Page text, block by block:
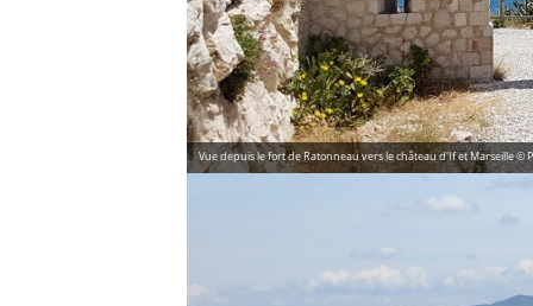
Vue depuis le fort de Ratonneau vers le château d'If et Marseille ©